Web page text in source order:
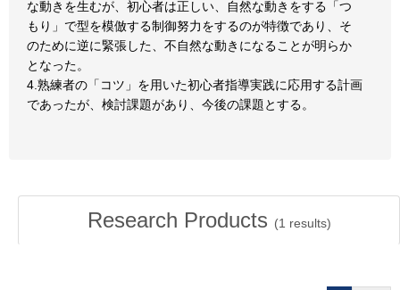
な動きを生むが、初心者は正しい、自然な動きをする「つ
もり」で型を模倣する制御努力をするのが特徴であり、そ
のために逆に緊張した、不自然な動きになることが明らか
となった。
4.熟練者の「コツ」を用いた初心者指導実践に応用する計画
であったが、検討課題があり、今後の課題とする。
Research Products (1 results)